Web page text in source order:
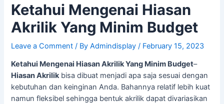
Ketahui Mengenai Hiasan
Akrilik Yang Minim Budget
Leave a Comment / ByAdmindisplay/ February 15, 2023
Ketahui Mengenai Hiasan Akrilik Yang Minim Budget–
Hiasan Akrilikbisa dibuat menjadi apa saja sesuai dengan
kebutuhan dan keinginan Anda. Bahannya relatif lebih kuat
namun fleksibel sehingga bentuk akrilik dapat divariasikan